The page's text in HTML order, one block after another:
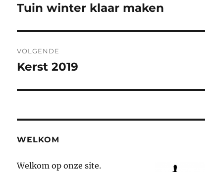
Vorig
Tuin winter klaar maken
VOLGENDE
Volgend
Kerst 2019
WELKOM
Welkom op onze site.